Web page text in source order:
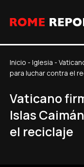
Inicio - Iglesia -
para luchar contra el
Vaticano
Islas
el reciclaje